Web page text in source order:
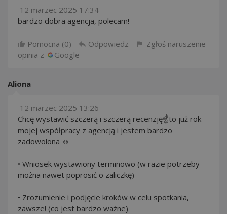
12 marzec 2025 17:34
bardzo dobra agencja, polecam!
Pomocna (0) Odpowiedz
Zgłoś naruszenie
opinia z
Google
Aliona
12 marzec 2025 13:26
Chcę wystawić szczerą i szczerą recenzję☝️to już rok
mojej współpracy z agencją i jestem bardzo
zadowolona ☺️
• Wniosek wystawiony terminowo (w razie potrzeby
można nawet poprosić o zaliczkę)
• Zrozumienie i podjęcie kroków w celu spotkania,
zawsze! (co jest bardzo ważne)